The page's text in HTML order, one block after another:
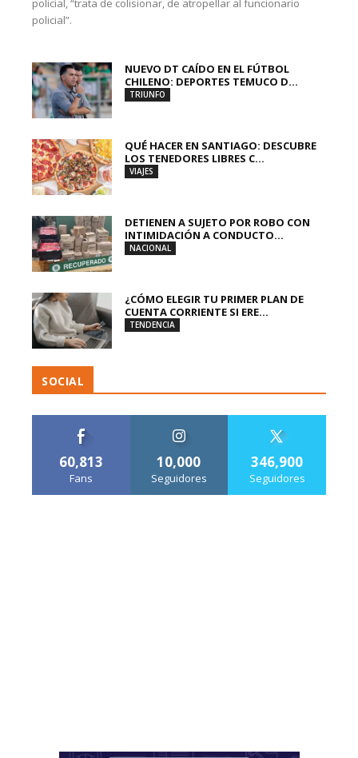
policial, “trata de colisionar, de atropellar al funcionario
policial”.
NUEVO DT CAÍDO EN EL FÚTBOL
CHILENO: DEPORTES TEMUCO D...
TRIUNFO
QUÉ HACER EN SANTIAGO: DESCUBRE
LOS TENEDORES LIBRES C...
VIAJES
DETIENEN A SUJETO POR ROBO CON
INTIMIDACIÓN A CONDUCTO...
NACIONAL
¿CÓMO ELEGIR TU PRIMER PLAN DE
CUENTA CORRIENTE SI ERE...
TENDENCIA
SOCIAL
60,813
Fans
10,000
Seguidores
346,900
Seguidores